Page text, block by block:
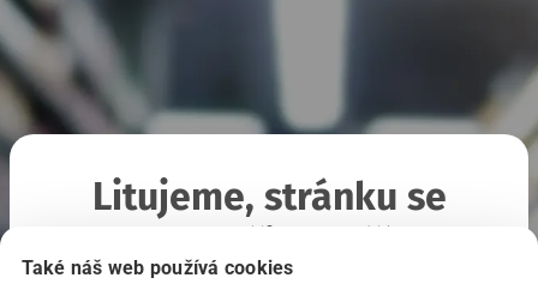
Také náš web používá cookies
Litujeme, stránku se